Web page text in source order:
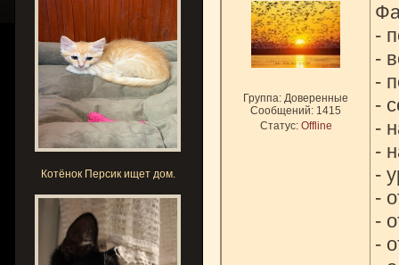
Котёнок Персик ищет дом.
Группа: Доверенные
Сообщений: 1415
Статус: Offline
-
-
-
-
-
-
-
-
-
-